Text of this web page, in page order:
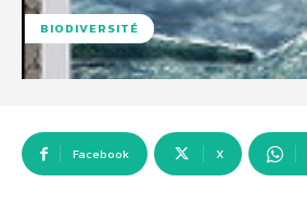
BIODIVERSITÉ
Facebook X